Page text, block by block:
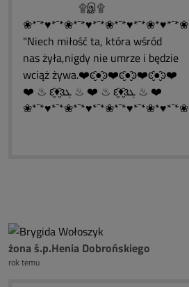
۩இ۩
❀*¯*♥*¯*❀*¯*♥*¯*❀*¯*♥*¯*❀*♥*¯*❀
"Niech miłość ta, która wśród
nas żyła,nigdy nie umrze i będzie
wciąż żywa.❤️ͼ̮̑●̮̑ͽ❤️ͼ̮̑●̮̑ͽ❤️ͼ̮̑●̮̑ͽ❤️
❤️ ♨ ԑ̮̑♦̮̑ɜܓ ♨ ❤️ ♨ ԑ̮̑♦̮̑ɜܓ ♨ ❤️
❀*¯*♥*¯*❀*¯*♥*¯*❀*¯*♥*¯*❀*♥*¯*❀
żona ś.p.Henia Dobrońskiego
rok temu